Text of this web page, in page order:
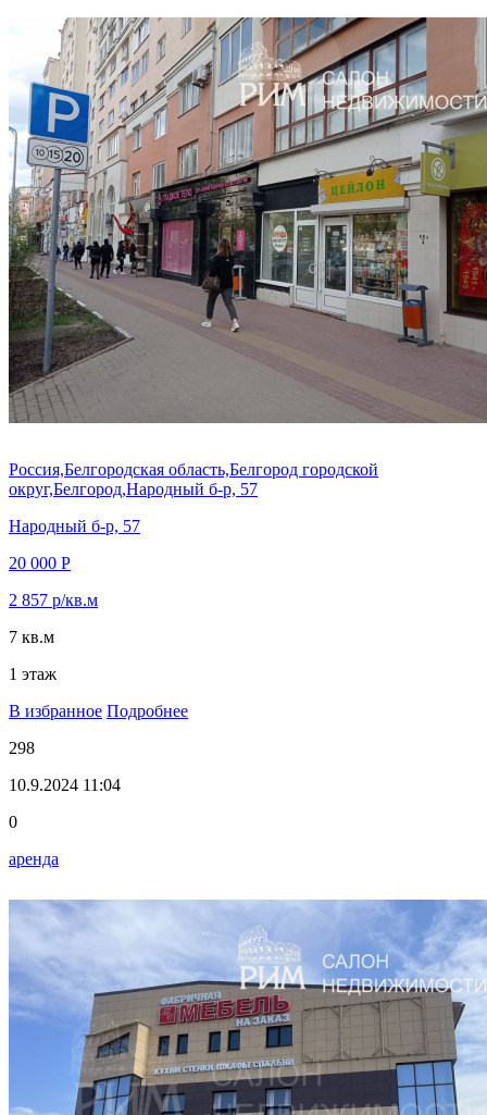
Россия,Белгородская область,Белгород городской
округ,Белгород,Народный б-р, 57
Народный б-р, 57
20 000 Р
2 857 р/кв.м
7 кв.м
1 этаж
В избранное Подробнее
298
10.9.2024 11:04
0
аренда